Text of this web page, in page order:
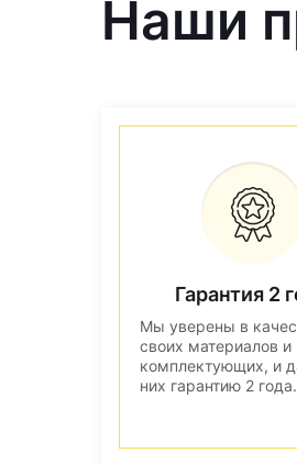
Наши
Гарантия 2
Мы уверены в
своих материалов и
комплектующих, и
них гарантию 2 года.